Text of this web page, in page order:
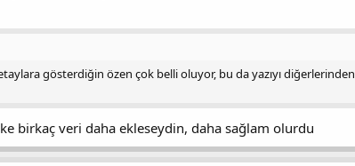
gösterdiğin özen çok belli oluyor, bu da yazıyı diğerlerinden
birkaç veri daha ekleseydin, daha sağlam olurdu